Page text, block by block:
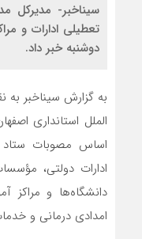
سیناخبر- مدیرکل
تعطیلی ادارات و
دوشنبه خبر داد.
به گزارش سیناخبر به
الملل استانداری
اساس مصوبات ستاد
ادارات دولتی،
دانشگاه‌ها و مراکز
امدادی درمانی و